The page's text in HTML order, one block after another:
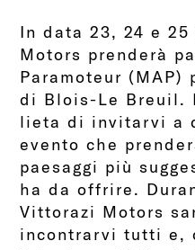
In data 23, 24 e
Motors prenderà
Paramoteur (MAP)
di Blois-Le Breuil.
lieta di invitarvi a
evento che
paesaggi più
ha da offrire.
Vittorazi Motors
incontrarvi tutti e,